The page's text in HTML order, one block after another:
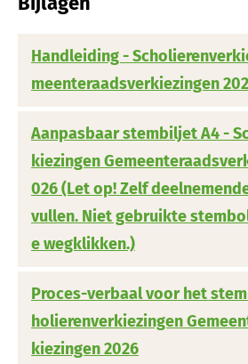
Handleiding -
meenteraadsverkiezingen
Aanpasbaar stembiljet A4 -
kiezingen
026 (Let op! Zelf
vullen. Niet gebruikte
e wegklikken.)
Proces-verbaal voor het
holierenverkiezingen
kiezingen 2026